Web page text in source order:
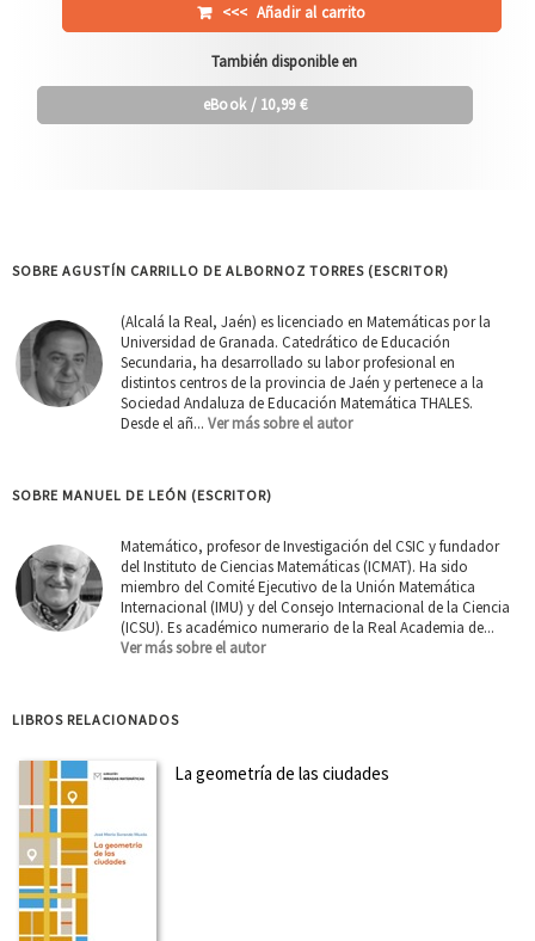
<<< Añadir al carrito
También disponible en
eBook/ 10,99 €
SOBRE AGUSTÍN CARRILLO DE ALBORNOZ TORRES (ESCRITOR)
(Alcalá la Real, Jaén) es licenciado en Matemáticas por la
Universidad de Granada. Catedrático de Educación
Secundaria, ha desarrollado su labor profesional en
distintos centros de la provincia de Jaén y pertenece a la
Sociedad Andaluza de Educación Matemática THALES.
Desde el añ... Ver más sobre el autor
SOBRE MANUEL DE LEÓN (ESCRITOR)
Matemático, profesor de Investigación del CSIC y fundador
del Instituto de Ciencias Matemáticas (ICMAT). Ha sido
miembro del Comité Ejecutivo de la Unión Matemática
Internacional (IMU) y del Consejo Internacional de la Ciencia
(ICSU). Es académico numerario de la Real Academia de...
Ver más sobre el autor
LIBROS RELACIONADOS
La geometría de las ciudades